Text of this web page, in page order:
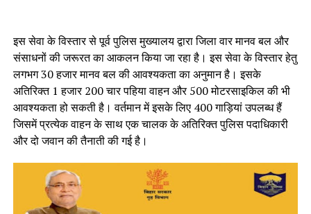
इस सेवा के विस्तार से पूर्व पुलिस मुख्यालय द्वारा जिला वार मानव बल और
संसाधनों की जरूरत का आकलन किया जा रहा है। इस सेवा के विस्तार हेतु
लगभग 30 हजार मानव बल की आवश्यकता का अनुमान है। इसके
अतिरिक्त 1 हजार 200 चार पहिया वाहन और 500 मोटरसाइकिल की भी
आवश्यकता हो सकती है। वर्तमान में इसके लिए 400 गाड़ियां उपलब्ध हैं
जिसमें प्रत्येक वाहन के साथ एक चालक के अतिरिक्त पुलिस पदाधिकारी
और दो जवान की तैनाती की गई है।